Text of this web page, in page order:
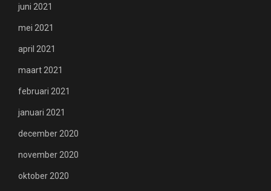
juni 2021
mei 2021
april 2021
maart 2021
februari 2021
januari 2021
december 2020
november 2020
oktober 2020